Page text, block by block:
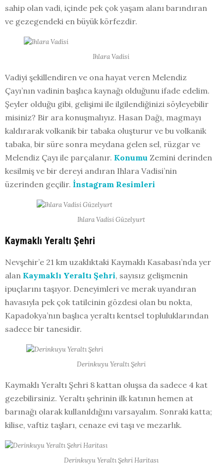
sahip olan vadi, içinde pek çok yaşam alanı barındıran
ve gezegendeki en büyük körfezdir.
Ihlara Vadisi
Vadiyi şekillendiren ve ona hayat veren Melendiz
Çayı’nın vadinin başlıca kaynağı olduğunu ifade edelim.
Şeyler olduğu gibi, gelişimi ile ilgilendiğinizi söyleyebilir
misiniz? Bir ara konuşmalıyız. Hasan Dağı, magmayı
kaldırarak volkanik bir tabaka oluşturur ve bu volkanik
tabaka, bir süre sonra meydana gelen sel, rüzgar ve
Melendiz Çayı ile parçalanır. Konumu Zemini derinden
kesilmiş ve bir dereyi andıran Ihlara Vadisi’nin
üzerinden geçilir. İnstagram Resimleri
Ihlara Vadisi Güzelyurt
Kaymaklı Yeraltı Şehri
Nevşehir’e 21 km uzaklıktaki Kaymaklı Kasabası’nda yer
alan Kaymaklı Yeraltı Şehri, sayısız gelişmenin
ipuçlarını taşıyor. Deneyimleri ve merak uyandıran
havasıyla pek çok tatilcinin gözdesi olan bu nokta,
Kapadokya’nın başlıca yeraltı kentsel topluluklarından
sadece bir tanesidir.
Derinkuyu Yeraltı Şehri
Kaymaklı Yeraltı Şehri 8 kattan oluşsa da sadece 4 kat
gezebilirsiniz. Yeraltı şehrinin ilk katının hemen at
barınağı olarak kullanıldığını varsayalım. Sonraki katta;
kilise, vaftiz taşları, cenaze evi taşı ve mezarlık.
Derinkuyu Yeraltı Şehri Haritası